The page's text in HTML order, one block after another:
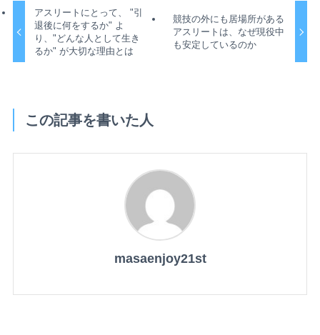
アスリートにとって、 "引
退後に何をするか" よ
り、"どんな人として生き
るか" が大切な理由とは
競技の外にも居場所がある
アスリートは、なぜ現役中
も安定しているのか
この記事を書いた人
masaenjoy21st